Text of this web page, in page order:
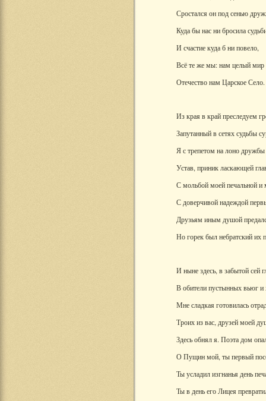
Сростался он под сенью
Куда бы нас ни бросила
И счастие куда б ни повело,
Всё те же мы: нам целый мир
Отечество нам Царское Село.
Из края в край преследуем
Запутанный в сетях судьбы
Я с трепетом на лоно
Устав, приник ласкающей
С мольбой моей печальной и
С доверчивой надеждой
Друзьям иным душой
Но горек был небратский их
И ныне здесь, в забытой сей
В обители пустынных вьюг и
Мне сладкая готовилась
Троих из вас, друзей моей
Здесь обнял я. Поэта дом
О Пущин мой, ты первый
Ты усладил изгнанья день
Ты в день его Лицея